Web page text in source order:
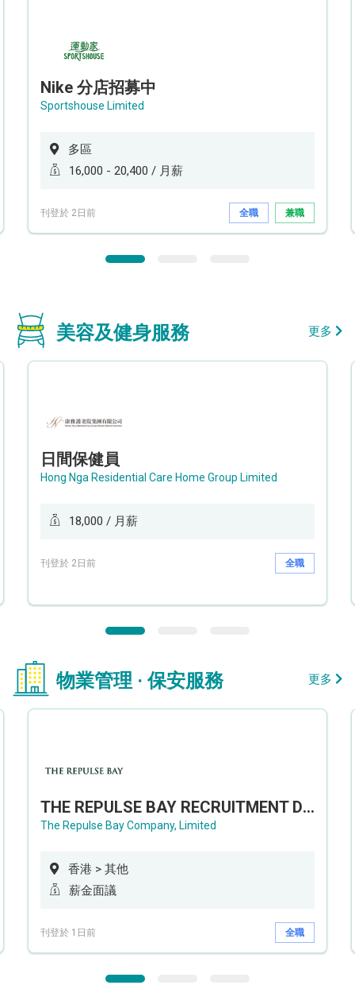
Nike 分店招募中
Sportshouse Limited
多區
16,000 - 20,400 / 月薪
刊登於 2日前 全職 兼職
美容及健身服務 更多
日間保健員
Hong Nga Residential Care Home Group Limited
18,000 / 月薪
刊登於 2日前 全職
物業管理 · 保安服務 更多
THE REPULSE BAY RECRUITMENT DAY 淺水灣影灣園人才招聘會
The Repulse Bay Company, Limited
香港 > 其他
薪金面議
刊登於 1日前 全職